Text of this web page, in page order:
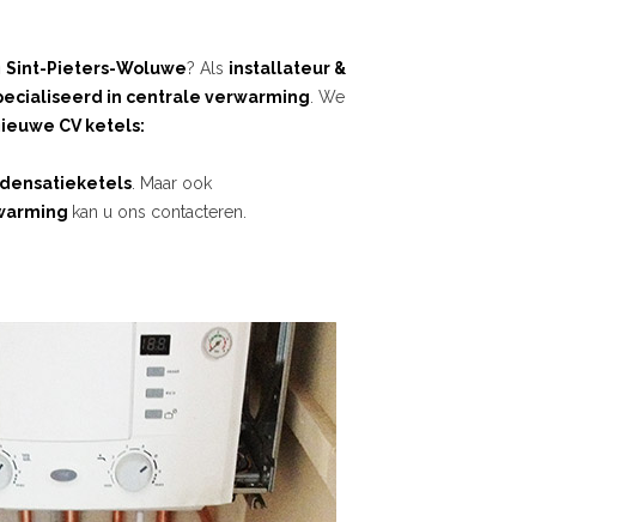
Sint-Pieters-Woluwe? Als installateur &
in centrale verwarming . We
CV ketels:
. Maar ook
kan u ons contacteren.